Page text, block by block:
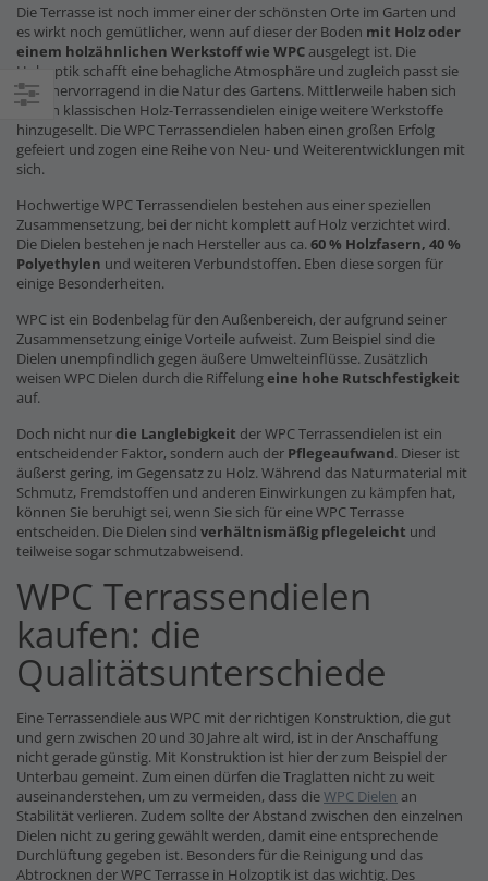
Die Terrasse ist noch immer einer der schönsten Orte im Garten und
es wirkt noch gemütlicher, wenn auf dieser der Boden mit Holz oder
einem holzähnlichen Werkstoff wie WPCausgelegt ist. Die
Holzoptik schafft eine behagliche Atmosphäre und zugleich passt sie
auch hervorragend in die Natur des Gartens. Mittlerweile haben sich
zu den klassischen Holz-Terrassendielen einige weitere Werkstoffe
hinzugesellt. Die WPC Terrassendielen haben einen großen Erfolg
gefeiert und zogen eine Reihe von Neu- und Weiterentwicklungen mit
sich.
Hochwertige WPC Terrassendielen bestehen aus einer speziellen
Zusammensetzung, bei der nicht komplett auf Holz verzichtet wird.
Die Dielen bestehen je nach Hersteller aus ca. 60 % Holzfasern, 40 %
Polyethylen und weiteren Verbundstoffen. Eben diese sorgen für
einige Besonderheiten.
WPC ist ein Bodenbelag für den Außenbereich, der aufgrund seiner
Zusammensetzung einige Vorteile aufweist. Zum Beispiel sind die
Dielen unempfindlich gegen äußere Umwelteinflüsse. Zusätzlich
weisen WPC Dielen durch die Riffelungeine hohe Rutschfestigkeit
auf.
Doch nicht nurdie Langlebigkeit der WPC Terrassendielen ist ein
entscheidender Faktor, sondern auch der Pflegeaufwand. Dieser ist
äußerst gering, im Gegensatz zu Holz. Während das Naturmaterial mit
Schmutz, Fremdstoffen und anderen Einwirkungen zu kämpfen hat,
können Sie beruhigt sei, wenn Sie sich für eine WPC Terrasse
entscheiden. Die Dielen sind verhältnismäßig pflegeleicht und
teilweise sogar schmutzabweisend.
WPC Terrassendielen
kaufen: die
Qualitätsunterschiede
Eine Terrassendiele aus WPC mit der richtigen Konstruktion, die gut
und gern zwischen 20 und 30 Jahre alt wird, ist in der Anschaffung
nicht gerade günstig. Mit Konstruktion ist hier der zum Beispiel der
Unterbau gemeint. Zum einen dürfen die Traglatten nicht zu weit
auseinanderstehen, um zu vermeiden, dass dieWPC Dielen an
Stabilität verlieren. Zudem sollte der Abstand zwischen den einzelnen
Dielen nicht zu gering gewählt werden, damit eine entsprechende
Durchlüftung gegeben ist. Besonders für die Reinigung und das
Abtrocknen der WPC Terrasse in Holzoptik ist das wichtig. Des
Einkaufsoptionen